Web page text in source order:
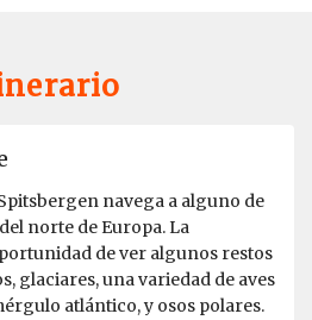
navega a alguno de
norte de Europa. La
de ver algunos restos
glaciares, una variedad de aves
atlántico, y osos polares.